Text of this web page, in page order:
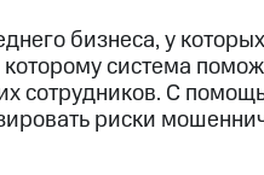
бизнеса, у
система
сотрудников. С
риски